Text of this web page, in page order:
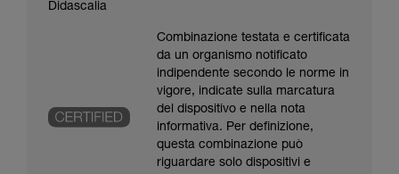
Didascalia
Combinazione testata e certificata
da un organismo notificato
indipendente secondo le norme in
vigore, indicate sulla marcatura
del dispositivo e nella nota
informativa. Per definizione,
questa combinazione può
riguardare solo dispositivi e